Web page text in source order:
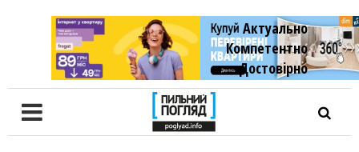
Актуально
Компетентно
Достовiрно